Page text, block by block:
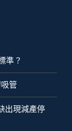
準？
管
出現減產停